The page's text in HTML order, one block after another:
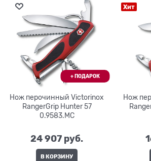
Нож перочинный Victorinox
RangerGrip Hunter 57
0.9583.MC
24 907 руб.
В КОРЗИНУ
Хит
Нож